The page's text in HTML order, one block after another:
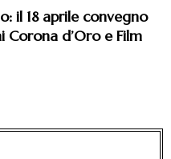
il 18 aprile convegno
d’Oro e Film